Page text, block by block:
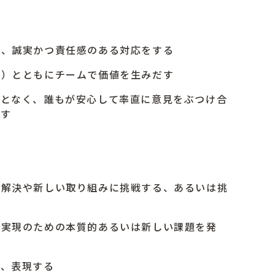
実かつ責任感のある対応をする
ともにチームで価値を生みだす
く、誰もが安心して率直に意見をぶつけ合
や新しい取り組みに挑戦する、あるいは挑
のための本質的あるいは新しい課題を発
表現する